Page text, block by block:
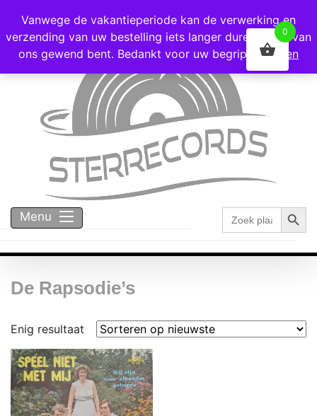
Voor 16:00 besteld = vandaag verzonden!
Menu
Zoek
naar:
De Rapsodie’s
Enig resultaat
Vanwege de vakantieperiode kan de verwerking en
verzending van uw bestelling iets langer duren dan u van
ons gewend bent. Bedankt voor uw begrip!
Negeren
0